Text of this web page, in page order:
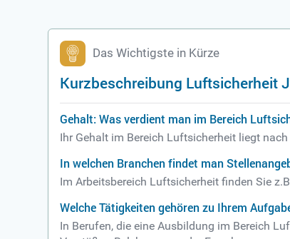
Das Wichtigste in Kürze
Kurzbeschreibung Luftsicherheit
Gehalt: Was verdient man im Bereich
Ihr Gehalt im Bereich Luftsicherheit liegt
In welchen Branchen findet man
Im Arbeitsbereich Luftsicherheit finden Sie
Welche Tätigkeiten gehören zu Ihrem
In Berufen, die eine Ausbildung im Bereich